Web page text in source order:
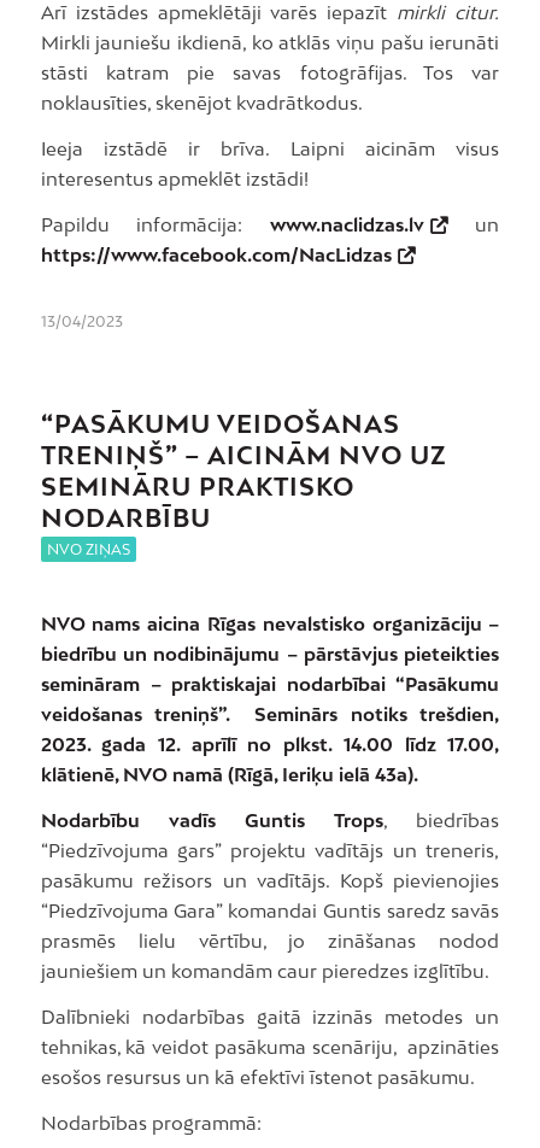
Arī izstādes apmeklētāji varēs iepazīt mirkli citur.
Mirkli jauniešu ikdienā, ko atklās viņu pašu ierunāti
stāsti katram pie savas fotogrāfijas. Tos var
noklausīties, skenējot kvadrātkodus.
Ieeja izstādē ir brīva. Laipni aicinām visus
interesentus apmeklēt izstādi!
Papildu informācija: www.naclidzas.lv
un
https://www.facebook.com/NacLidzas
13/04/2023
“PASĀKUMU VEIDOŠANAS
TRENIŅŠ” – AICINĀM NVO UZ
SEMINĀRU PRAKTISKO
NODARBĪBU
NVO ZIŅAS
NVO nams aicina Rīgas nevalstisko organizāciju –
biedrību un nodibinājumu – pārstāvjus pieteikties
semināram – praktiskajai nodarbībai “Pasākumu
veidošanas treniņš”. Seminārs notiks trešdien,
2023. gada 12. aprīlī no plkst. 14.00 līdz 17.00,
klātienē, NVO namā (Rīgā, Ieriķu ielā 43a).
Nodarbību vadīs Guntis Trops, biedrības
“Piedzīvojuma gars” projektu vadītājs un treneris,
pasākumu režisors un vadītājs. Kopš pievienojies
“Piedzīvojuma Gara” komandai Guntis saredz savās
prasmēs lielu vērtību, jo zināšanas nodod
jauniešiem un komandām caur pieredzes izglītību.
Dalībnieki nodarbības gaitā izzinās metodes un
tehnikas, kā veidot pasākuma scenāriju, apzināties
esošos resursus un kā efektīvi īstenot pasākumu.
Nodarbības programmā: